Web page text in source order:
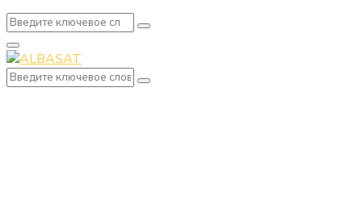
Search
for:
Search
Primary
Menu
Search
for:
Search